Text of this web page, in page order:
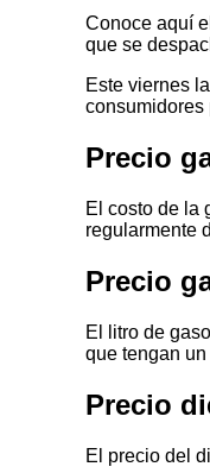
Conoce aquí
que se
Este viernes
consumidores
Precio
El costo de la
regularmente
Precio
El litro de
que tengan
Precio
El precio del